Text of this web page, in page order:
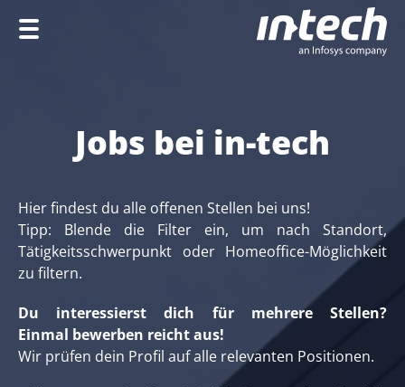
Leistungen
Branchen
Karriere
EN
Jobs bei in-tech
Hier findest du alle offenen Stellen bei uns!
Tipp: Blende die Filter ein, um nach Standort,
Tätigkeitsschwerpunkt oder Homeoffice-Möglichkeit
zu filtern.
Du interessierst dich für mehrere Stellen?
Einmal bewerben reicht aus!
Wir prüfen dein Profil auf alle relevanten Positionen.